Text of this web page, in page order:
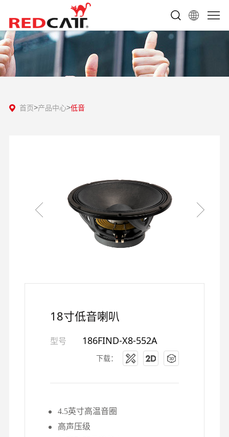
首页>产品中心>低音
18寸低音喇叭
型号 186FIND-X8-552A
下载：
4.5英寸高温音圈
高声压级